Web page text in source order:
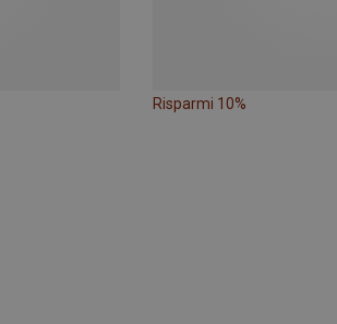
Risparmi 10%